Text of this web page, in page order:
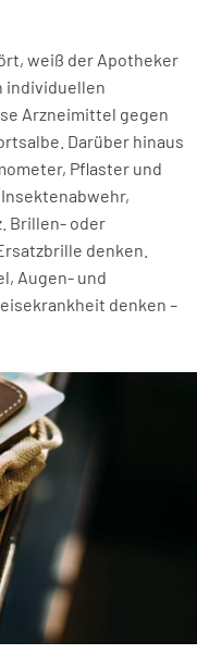
weiß der Apotheker
individuellen
Arzneimittel gegen
Darüber hinaus
Pflaster und
Brillen- oder
denken.
Augen- und
denken –